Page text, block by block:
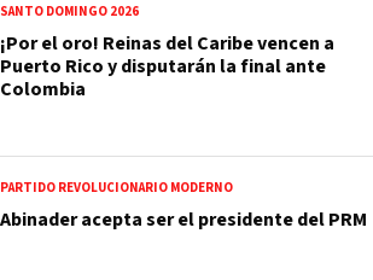
SANTO DOMINGO 2026
¡Por el oro! Reinas del Caribe vencen a
Puerto Rico y disputarán la final ante
Colombia
PARTIDO REVOLUCIONARIO MODERNO
Abinader acepta ser el presidente del PRM